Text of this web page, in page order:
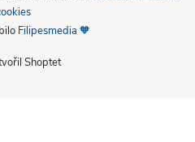
Shoptet
Filipesmedia 🧡